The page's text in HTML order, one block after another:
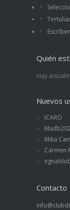
Quién
Hay
Nuevos
ICARO
Mika
Carmen
Contacto